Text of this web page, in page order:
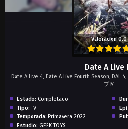
Valoración 0.0
Date A Live
Date A Live 4, Date A Live Fourth Season, DAL
ブⅣ
Estado: Completado
Tipo: TV
Temporada: Primavera 2022
Estudio: GEEK TOYS